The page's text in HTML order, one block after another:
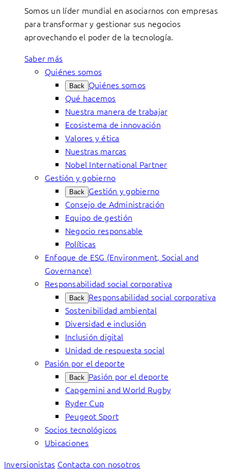
Somos un líder mundial en asociarnos con empresas
para transformar y gestionar sus negocios
aprovechando el poder de la tecnología.
Saber más
Quiénes somos
Back Quiénes somos
Qué hacemos
Nuestra manera de trabajar
Ecosistema de innovación
Valores y ética
Nuestras marcas
Nobel International Partner
Gestión y gobierno
Back Gestión y gobierno
Consejo de Administración
Equipo de gestión
Negocio responsable
Políticas
Enfoque de ESG (Environment, Social and
Governance)
Responsabilidad social corporativa
Back Responsabilidad social corporativa
Sostenibilidad ambiental
Diversidad e inclusión
Inclusión digital
Unidad de respuesta social
Pasión por el deporte
Back Pasión por el deporte
Capgemini and World Rugby
Ryder Cup
Peugeot Sport
Socios tecnológicos
Ubicaciones
Inversionistas Contacta con nosotros